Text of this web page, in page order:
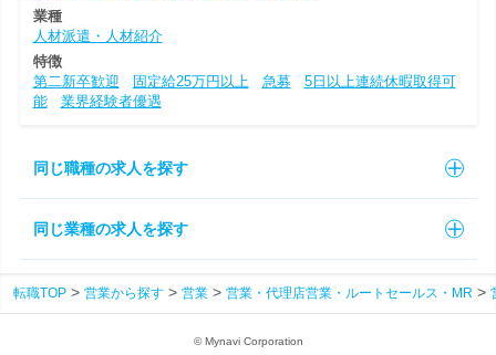
業種
人材派遣・人材紹介
特徴
第二新卒歓迎
固定給25万円以上 急募
5日以上連続休暇取得可
能
業界経験者優遇
同じ職種の求人を探す
同じ業種の求人を探す
転職TOP 営業から探す 営業 営業・代理店営業・ルートセールス・MR
© Mynavi Corporation